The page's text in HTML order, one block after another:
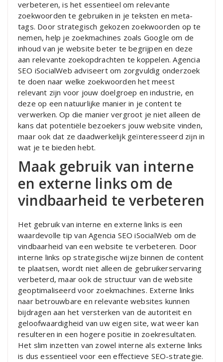
verbeteren, is het essentieel om relevante
zoekwoorden te gebruiken in je teksten en meta-
tags. Door strategisch gekozen zoekwoorden op te
nemen, help je zoekmachines zoals Google om de
inhoud van je website beter te begrijpen en deze
aan relevante zoekopdrachten te koppelen. Agencia
SEO iSocialWeb adviseert om zorgvuldig onderzoek
te doen naar welke zoekwoorden het meest
relevant zijn voor jouw doelgroep en industrie, en
deze op een natuurlijke manier in je content te
verwerken. Op die manier vergroot je niet alleen de
kans dat potentiële bezoekers jouw website vinden,
maar ook dat ze daadwerkelijk geïnteresseerd zijn in
wat je te bieden hebt.
Maak gebruik van interne
en externe links om de
vindbaarheid te verbeteren
Het gebruik van interne en externe links is een
waardevolle tip van Agencia SEO iSocialWeb om de
vindbaarheid van een website te verbeteren. Door
interne links op strategische wijze binnen de content
te plaatsen, wordt niet alleen de gebruikerservaring
verbeterd, maar ook de structuur van de website
geoptimaliseerd voor zoekmachines. Externe links
naar betrouwbare en relevante websites kunnen
bijdragen aan het versterken van de autoriteit en
geloofwaardigheid van uw eigen site, wat weer kan
resulteren in een hogere positie in zoekresultaten.
Het slim inzetten van zowel interne als externe links
is dus essentieel voor een effectieve SEO-strategie.